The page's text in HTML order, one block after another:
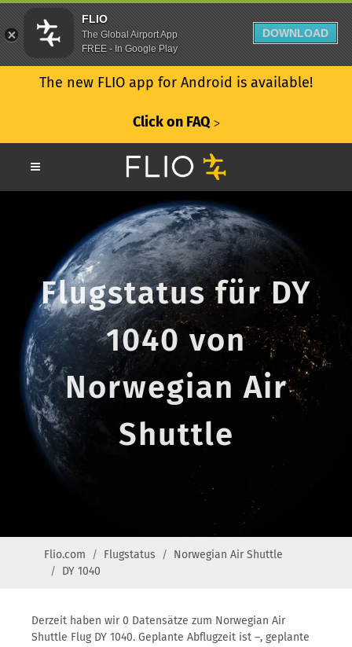
The new FLIO app for Android is available!
Click on FAQ ᐳ
Flugstatus für DY
1040 von
Norwegian Air
Shuttle
Flio.com Flugstatus
Norwegian Air Shuttle
DY 1040
Derzeit haben wir 0 Datensätze zum Norwegian Air
Shuttle Flug DY 1040. Geplante Abflugzeit ist –, geplante
FLIO
The Global Airport App
FREE - In Google Play
DOWNLOAD